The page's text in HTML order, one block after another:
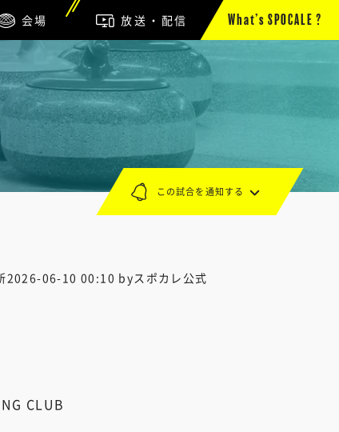
会場 放送・配信 What’s SPOCALE ?
2026-06-10 00:10 byスポカレ公式
CLUB
この試合を通知する